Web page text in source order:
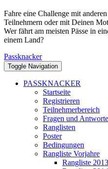
Fahre eine Challenge mit
Teilnehmern oder mit Deinen
Wer fährt am meisten Pässe in
einem Land?
Passknacker
Toggle Navigation
PASSKNACKER
Startseite
Registrieren
Teilnehmerbereich
Fragen und
Ranglisten
Poster
Bedingungen
Rangliste Vorjahre
Rangliste 2013